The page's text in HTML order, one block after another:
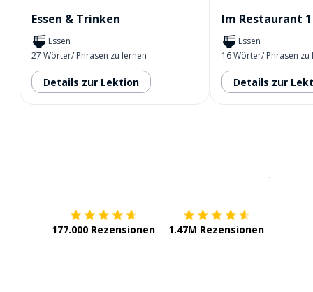
Essen & Trinken
Essen
27 Wörter/ Phrasen zu lernen
Details zur Lektion
Im Restaurant 1
Essen
16 Wörter/ Phrasen zu
Details zur
177.000 Rezensionen 1.47M Rezensionen